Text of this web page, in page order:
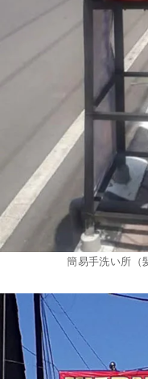
簡易手洗い所（